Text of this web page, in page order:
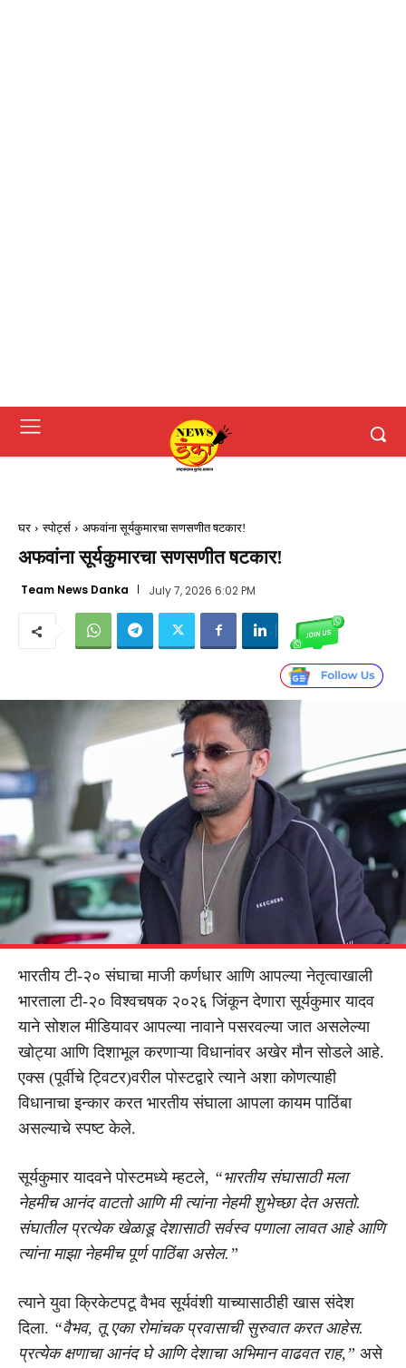
घर स्पोर्ट्स अफवांना सूर्यकुमारचा सणसणीत षटकार!
अफवांना सूर्यकुमारचा सणसणीत षटकार!
Team News Danka July 7, 2026 6:02 PM
भारतीय टी-२० संघाचा माजी कर्णधार आणि आपल्या नेतृत्वाखाली
भारताला टी-२० विश्वचषक २०२६ जिंकून देणारा सूर्यकुमार यादव
याने सोशल मीडियावर आपल्या नावाने पसरवल्या जात असलेल्या
खोट्या आणि दिशाभूल करणाऱ्या विधानांवर अखेर मौन सोडले आहे.
एक्स (पूर्वीचे ट्विटर)वरील पोस्टद्वारे त्याने अशा कोणत्याही
विधानाचा इन्कार करत भारतीय संघाला आपला कायम पाठिंबा
असल्याचे स्पष्ट केले.
सूर्यकुमार यादवने पोस्टमध्ये म्हटले, “भारतीय संघासाठी मला
नेहमीच आनंद वाटतो आणि मी त्यांना नेहमी शुभेच्छा देत असतो.
संघातील प्रत्येक खेळाडू देशासाठी सर्वस्व पणाला लावत आहे आणि
त्यांना माझा नेहमीच पूर्ण पाठिंबा असेल.”
त्याने युवा क्रिकेटपटू वैभव सूर्यवंशी याच्यासाठीही खास संदेश
दिला. “वैभव, तू एका रोमांचक प्रवासाची सुरुवात करत आहेस.
प्रत्येक क्षणाचा आनंद घे आणि देशाचा अभिमान वाढवत राह,” असे